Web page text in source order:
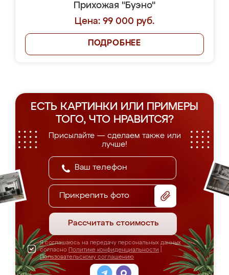
Прихожая "Буэно"
Цена: 99 000 руб.
ПОДРОБНЕЕ
ЕСТЬ КАРТИНКИ ИЛИ ПРИМЕРЫ
ТОГО, ЧТО НРАВИТСЯ?
Присылайте — сделаем также или
лучше!
Прикрепить фото
Рассчитать стоимость
Я соглашаюсь на передачу персональных данных
согласно Политике конфиденциальности
Пользовательскому соглашению